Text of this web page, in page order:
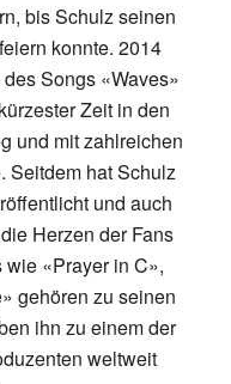
bis Schulz seinen
konnte. 2014
Songs «Waves»
Zeit in den
und mit zahlreichen
Seitdem hat Schulz
und auch
Herzen der Fans
wie «Prayer in C»,
gehören zu seinen
ihn zu einem der
weltweit